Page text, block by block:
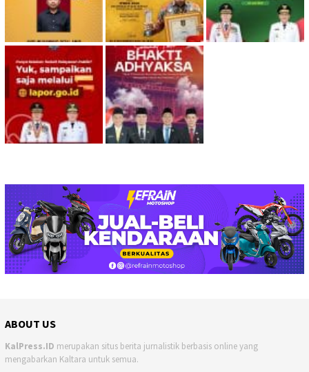
ABOUT US
KalPress.ID merupakan situs berita jurnalistik berbasis online yang
mengabarkan Kaltara untuk semua.